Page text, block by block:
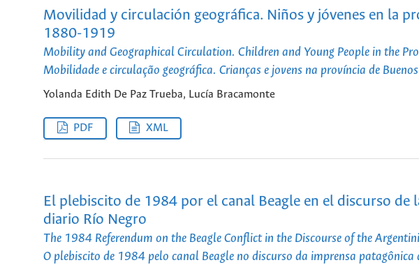
Movilidad y circulación geográfica. Niños y jóvenes en la
1880-1919
Mobility and Geographical Circulation. Children and Young People in the
Mobilidade e circulação geográfica. Crianças e jovens na província de
Yolanda Edith De Paz Trueba, Lucía Bracamonte
PDF XML
El plebiscito de 1984 por el canal Beagle en el discurso de
diario Río Negro
The 1984 Referendum on the Beagle Conflict in the Discourse of the
O plebiscito de 1984 pelo canal Beagle no discurso da imprensa